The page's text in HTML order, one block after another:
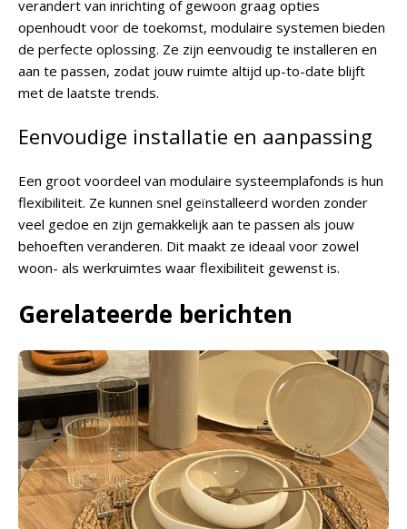
verandert van inrichting of gewoon graag opties
openhoudt voor de toekomst, modulaire systemen bieden
de perfecte oplossing. Ze zijn eenvoudig te installeren en
aan te passen, zodat jouw ruimte altijd up-to-date blijft
met de laatste trends.
Eenvoudige installatie en aanpassing
Een groot voordeel van modulaire systeemplafonds is hun
flexibiliteit. Ze kunnen snel geïnstalleerd worden zonder
veel gedoe en zijn gemakkelijk aan te passen als jouw
behoeften veranderen. Dit maakt ze ideaal voor zowel
woon- als werkruimtes waar flexibiliteit gewenst is.
Gerelateerde berichten